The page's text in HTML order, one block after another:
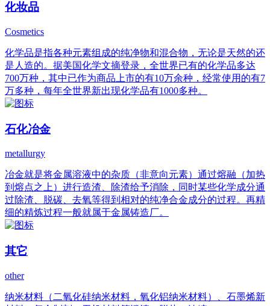
化妆品
Cosmetics
化学品是指各种元素组成的纯净物和混合物，无论是天然的还
是人造的。据美国化学文摘登录，全世界已有的化学品多达
700万种，其中已作为商品上市的有10万余种，经常使用的有7
万多种，每年全世界新出现化学品有1000多种。
石化冶金
metallurgy
冶金就是将金属溶液中的杂质（非意向元素）通过熔融（加热
到熔点之上）进行造渣、除渣给予消除，同时某些化学成分通
过除渣、脱碳、去氧等得到相对的纯净合金成分的过程。再精
细的精炼过程一般就属于金属铸造厂。
其它
other
纳米材料（二氧化硅纳米材料，氧化铝纳米材料）、石墨烯新